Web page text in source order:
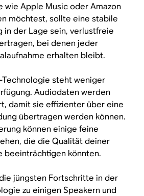
wie Apple Music oder Amazon
möchtest, sollte eine stabile
in der Lage sein, verlustfreie
bei denen jeder
erhalten bleibt.
steht weniger
Audiodaten werden
damit sie effizienter über eine
übertragen werden können.
können einige feine
die die Qualität deiner
beeinträchtigen könnten.
jüngsten Fortschritte in der
zu einigen Speakern und